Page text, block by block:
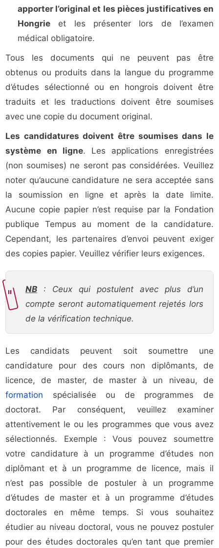
apporter l’original et les pièces justificatives en
Hongrie et les présenter lors de l’examen
médical obligatoire.
Tous les documents qui ne peuvent pas être
obtenus ou produits dans la langue du programme
d’études sélectionné ou en hongrois doivent être
traduits et les traductions doivent être soumises
avec une copie du document original.
Les candidatures doivent être soumises dans le
système en ligne. Les applications enregistrées
(non soumises) ne seront pas considérées. Veuillez
noter qu’aucune candidature ne sera acceptée sans
la soumission en ligne et après la date limite.
Aucune copie papier n’est requise par la Fondation
publique Tempus au moment de la candidature.
Cependant, les partenaires d’envoi peuvent exiger
des copies papier. Veuillez vérifier leurs exigences.
NB : Ceux qui postulent avec plus d’un
compte seront automatiquement rejetés lors
de la vérification technique.
Les candidats peuvent soit soumettre une
candidature pour des cours non diplômants, de
licence, de master, de master à un niveau, de
formation spécialisée ou de programmes de
doctorat. Par conséquent, veuillez examiner
attentivement le ou les programmes que vous avez
sélectionnés. Exemple : Vous pouvez soumettre
votre candidature à un programme d’études non
diplômant et à un programme de licence, mais il
n’est pas possible de postuler à un programme
d’études de master et à un programme d’études
doctorales en même temps. Si vous souhaitez
étudier au niveau doctoral, vous ne pouvez postuler
pour des études doctorales qu’en tant que premier